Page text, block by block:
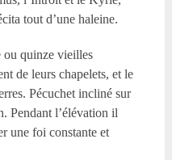
tout d’une haleine.
ou quinze vieilles
de leurs chapelets, et le
Pécuchet incliné sur
Pendant l’élévation il
une foi constante et